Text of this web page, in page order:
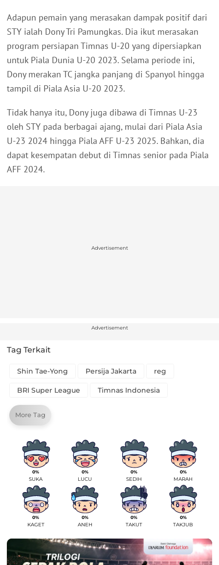
Adapun pemain yang merasakan dampak positif dari
STY ialah Dony Tri Pamungkas. Dia ikut merasakan
program persiapan Timnas U-20 yang dipersiapkan
untuk Piala Dunia U-20 2023. Selama periode ini,
Dony merakan TC jangka panjang di Spanyol hingga
tampil di Piala Asia U-20 2023.
Tidak hanya itu, Dony juga dibawa di Timnas U-23
oleh STY pada berbagai ajang, mulai dari Piala Asia
U-23 2024 hingga Piala AFF U-23 2025. Bahkan, dia
dapat kesempatan debut di Timnas senior pada Piala
AFF 2024.
Advertisement
Advertisement
Tag Terkait
Shin Tae-Yong Persija Jakarta reg
BRI Super League Timnas Indonesia
More Tag
0%
SUKA
0%
LUCU
0%
SEDIH
0%
MARAH
0%
KAGET
0%
ANEH
0%
TAKUT
0%
TAKJUB